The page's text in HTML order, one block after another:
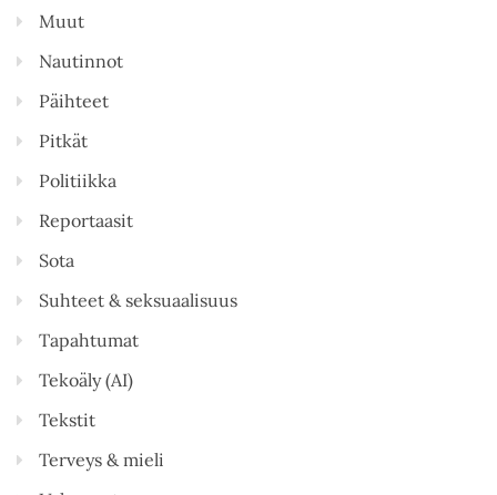
Muut
Nautinnot
Päihteet
Pitkät
Politiikka
Reportaasit
Sota
Suhteet & seksuaalisuus
Tapahtumat
Tekoäly (AI)
Tekstit
Terveys & mieli